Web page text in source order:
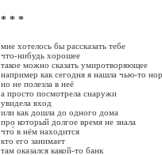
* * *
мне хотелось бы рассказать тебе
что-нибудь хорошее
такое можно сказать умиротворяющее
например как сегодня я нашла чью-то
но не полезла в неё
а просто посмотрела снаружи
увидела вход
или как дошла до одного дома
про который долгое время не знала
что́ в нём находится
кто его занимает
там оказался какой-то банк